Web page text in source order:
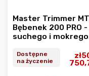
Master Trimmer MT
Bębenek 200 PRO
suchego i mokrego
Dostępne
na życzenie